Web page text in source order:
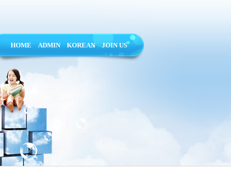
HOME ADMIN KOREAN JOIN US